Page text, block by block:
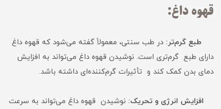
قهوه داغ:
طبع گرم‌تر: در طب سنتی، معمولاً گفته می‌شود که قهوه داغ
دارای طبع گرم‌تری است. نوشیدن قهوه داغ می‌تواند به افزایش
دمای بدن کمک کند و تأثیرات گرم‌کننده‌ای داشته باشد.
افزایش انرژی و تحریک: نوشیدن قهوه داغ می‌تواند به سرعت